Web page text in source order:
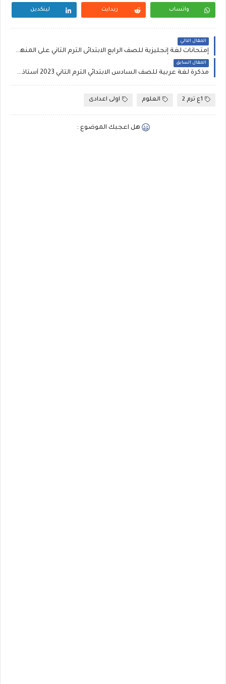
واتساب ريدايت لينكدين
المقال التالي
إمتحانات لغة إنجليزية للصف الرابع الابتدائى الترم الثاني على المنهج كاملا
المقال السابق
مذكرة لغة عربية للصف السادس الابتدائي الترم الثاني 2023 أستاذة سحر محمد
1ع ترم 2 العلوم اولى اعدادى
هل اعجبك الموضوع :